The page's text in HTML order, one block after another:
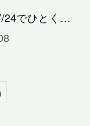
24でひとく…